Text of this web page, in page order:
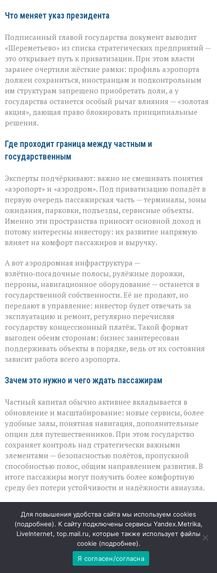
Что меняет указ президента
Подписанный главой государства документ выводит
«Шереметьево» из списка стратегических предприятий —
это открывает путь к приватизации. При этом власти
заранее очертили жёсткие рамки: профиль аэропорта
должен сохраниться, иностранцам и подконтрольным
им структурам запрещено приобретать доли, а у
государства останется особый рычаг влияния — «золотая
акция», дающая право блокировать принципиальные
решения.
Где проходит граница между частным и
государственным
Эксперты подчёркивают: важно не смешивать понятия
«аэропорт» и «аэродром». Под приватизацию попадёт в
первую очередь пассажирская часть — терминалы, зоны
ожидания, парковки, подъезды, сервисные объекты.
Именно эти пространства приносят основной доход и
потому интересны инвестору: их развитие напрямую
влияет на комфорт пассажиров и выручку.
А вот аэродромная инфраструктура —
взлётно‑посадочные полосы, рулёжные дорожки,
перроны, навигационное оборудование — останется в
государственной собственности. Её не продают, но
передают в управление: инвестор будет отвечать за
эксплуатацию и ремонт, регулярно перечисляя
государству концессионный платёж. Такой формат
выгоден обеим сторонам: бизнес заинтересован
поддерживать объекты в порядке, ведь от их состояния
зависит работа всего аэропорта.
Зачем это нужно и чего ждать пассажирам
Частный капитал обычно активнее вкладывается в
обновление и масштабирование: новые сервисы, более
удобные залы, понятная навигация, дополнительные
опции для путешественников. При этом государство
сохраняет контроль над стратегически важными
элементами — безопасностью полётов, пропускной
способностью полос, общим направлением развития. В
итоге пассажиры могут получить более комфортную
среду без потери устойчивости и надёжности авиаузла.
Авиационные специалисты отмечают, что подобная
схема уже успешно работает во многих крупных
аэропортах страны. По их мнению, такой подход
позволяет сочетать гибкость частного управления с
Для повышения удобства сайта мы используем cookies
(подробнее). К сайту подключены сервисы Yandex.Metrika,
LiveInternet, top.mail.ru, которые также использует файлы
cookie (подробнее).
Я согласен/согласна